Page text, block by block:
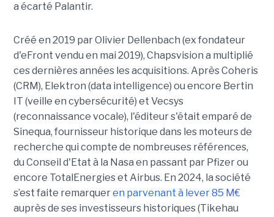
a écarté Palantir.
Créé en 2019 par Olivier Dellenbach (ex fondateur
d'eFront vendu en mai 2019), Chapsvision a multiplié
ces dernières années les acquisitions. Après Coheris
(CRM), Elektron (data intelligence) ou encore Bertin
IT (veille en cybersécurité) et Vecsys
(reconnaissance vocale), l'éditeur s'était emparé de
Sinequa, fournisseur historique dans les moteurs de
recherche qui compte de nombreuses références,
du Conseil d'Etat à la Nasa en passant par Pfizer ou
encore TotalEnergies et Airbus. En 2024, la société
s’est faite remarqueren parvenant à lever 85 M€
auprès de ses investisseurs historiques (Tikehau